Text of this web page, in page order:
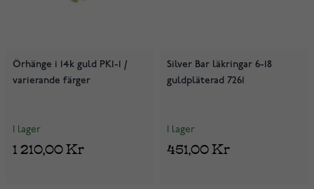
Örhänge i 14k guld PK1-1 /
varierande färger
I lager
1 210,00 Kr
Silver Bar läkringar 6-18
guldpläterad 7261
I lager
451,00 Kr